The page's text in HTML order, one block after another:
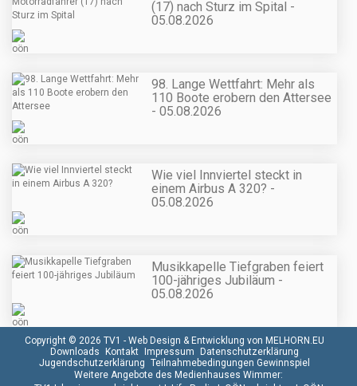
(17) nach Sturz im Spital -
05.08.2026
98. Lange Wettfahrt: Mehr als
110 Boote erobern den Attersee
- 05.08.2026
Wie viel Innviertel steckt in
einem Airbus A 320? -
05.08.2026
Musikkapelle Tiefgraben feiert
100-jähriges Jubiläum -
05.08.2026
Copyright © 2026 TV1 - Web Design & Entwicklung von MELHORN.EU
Downloads Kontakt Impressum Datenschutzerklärung
Jugendschutzerklärung Teilnahmebedingungen Gewinnspiel
Weitere Angebote des Medienhauses Wimmer: